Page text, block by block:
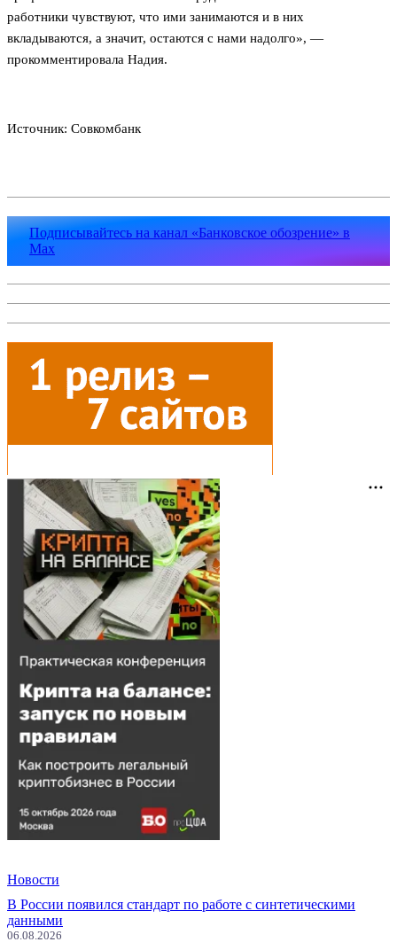
работники чувствуют, что ими занимаются и в них
вкладываются, а значит, остаются с нами надолго», ―
прокомментировала Надия.
Источник: Совкомбанк
Подписывайтесь на канал «Банковское обозрение» в
Max
Новости
В России появился стандарт по работе с синтетическими
данными
06.08.2026